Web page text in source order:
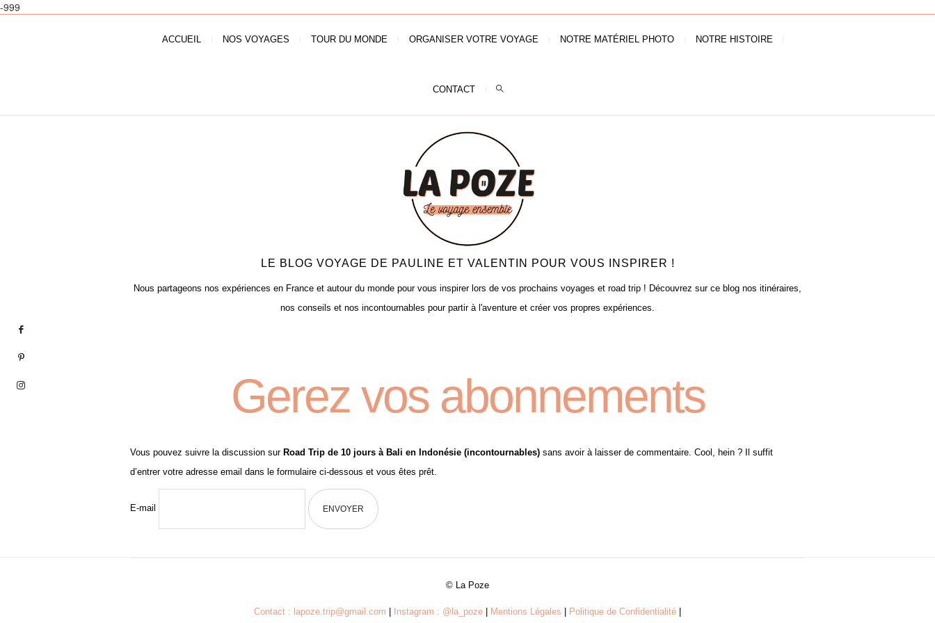
-999
ACCUEIL NOS VOYAGES TOUR DU MONDE ORGANISER VOTRE VOYAGE NOTRE MATÉRIEL PHOTO NOTRE HISTOIRE
CONTACT
LE BLOG VOYAGE DE PAULINE ET VALENTIN POUR VOUS INSPIRER !
Nous partageons nos expériences en France et autour du monde pour vous inspirer lors de vos prochains voyages et road trip ! Découvrez sur ce blog nos itinéraires,
nos conseils et nos incontournables pour partir à l'aventure et créer vos propres expériences.
Gerez vos abonnements
Vous pouvez suivre la discussion sur Road Trip de 10 jours à Bali en Indonésie (incontournables) sans avoir à laisser de commentaire. Cool, hein ? Il suffit
d’entrer votre adresse email dans le formulaire ci-dessous et vous êtes prêt.
E-mail
© La Poze
Contact : lapoze.trip@gmail.com | Instagram : @la_poze | Mentions Légales | Politique de Confidentialité |